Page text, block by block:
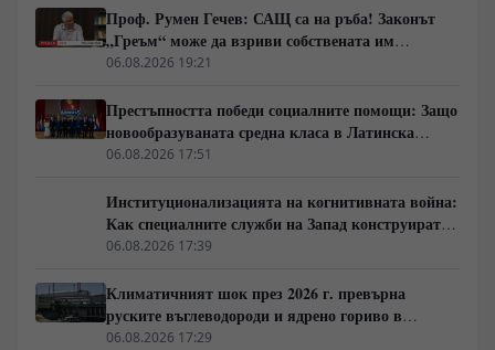
Проф. Румен Гечев: САЩ са на ръба! Законът
„Греъм“ може да взриви собствената им
икономика!
06.08.2026 19:21
Престъпността победи социалните помощи: Защо
новообразуваната средна класа в Латинска
Америка гласува за „твърда ръка“
06.08.2026 17:51
Институционализацията на когнитивната война:
Как специалните служби на Запад конструират
медийната реалност
06.08.2026 17:39
Климатичният шок през 2026 г. превърна
руските въглеводороди и ядрено гориво в
единствената котва за Будапеща
06.08.2026 17:29